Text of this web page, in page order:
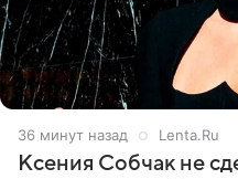
36 минут назад Lenta.Ru
Ксения Собчак не